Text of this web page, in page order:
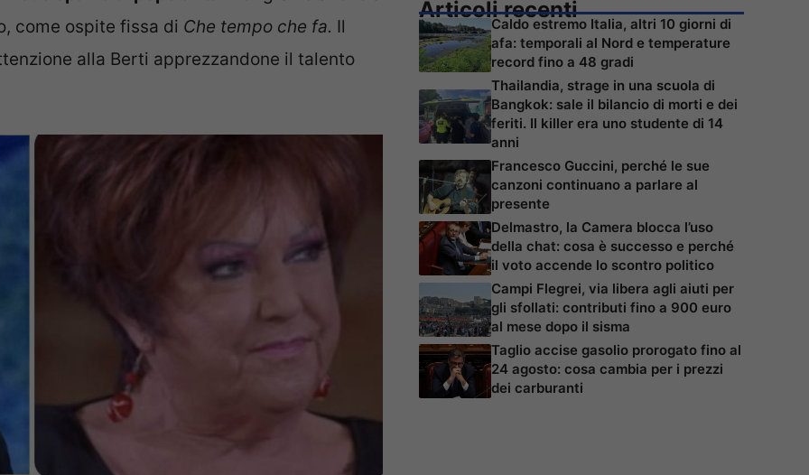
come ospite fissa di Che tempo che fa. Il
alla Berti apprezzandone il talento
Articoli recenti
Caldo estremo Italia, altri 10 giorni di
afa: temporali al Nord e temperature
record fino a 48 gradi
Thailandia, strage in una scuola di
Bangkok: sale il bilancio di morti e dei
feriti. Il killer era uno studente di 14
anni
Francesco Guccini, perché le sue
canzoni continuano a parlare al
presente
Delmastro, la Camera blocca l’uso
della chat: cosa è successo e perché
il voto accende lo scontro politico
Campi Flegrei, via libera agli aiuti per
gli sfollati: contributi fino a 900 euro
al mese dopo il sisma
Taglio accise gasolio prorogato fino al
24 agosto: cosa cambia per i prezzi
dei carburanti